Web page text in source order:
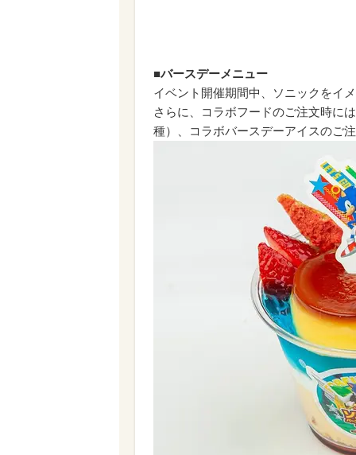
■バースデーメニュー
イベント開催期間中、ソニックをイ
さらに、コラボフードのご注文時に
種）、コラボバースデーアイスのご